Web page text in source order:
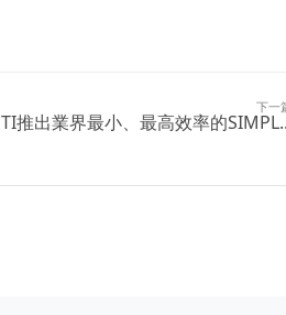
下一
TI推出業界最小、最高效率的